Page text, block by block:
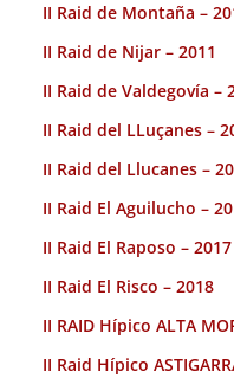
II Raid de Montaña –
II Raid de Nijar – 2011
II Raid de Valdegovía –
II Raid del LLuçanes –
II Raid del Llucanes –
II Raid El Aguilucho –
II Raid El Raposo – 2017
II Raid El Risco – 2018
II RAID Hípico ALTA
II Raid Hípico